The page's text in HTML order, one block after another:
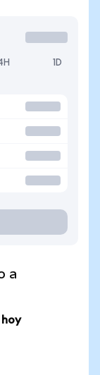
1D
a
hoy